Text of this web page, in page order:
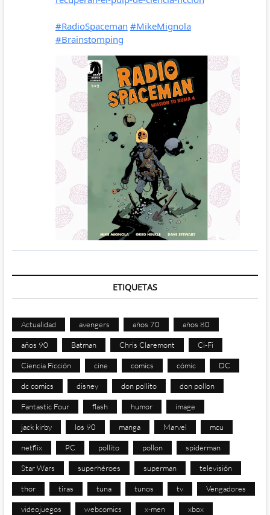
ETIQUETAS
Actualidad avengers años 70 años 80
años 90 Batman Chris Claremont Ci-Fi
Ciencia Ficción cine comics cómic DC
dc comics disney don pollito don pollon
Fantastic Four flash humor image
jack kirby los 90 manga Marvel mcu
netflix PC pollito pollon spiderman
Star Wars superhéroes superman televisión
thor tiras tuna tunos tv Vengadores
videojuegos webcomics x-men xbox